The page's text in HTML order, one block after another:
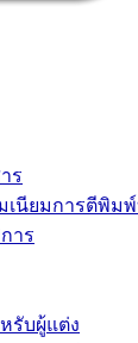
ร
เนียมการตีพิม
าร
รับผู้แต่ง